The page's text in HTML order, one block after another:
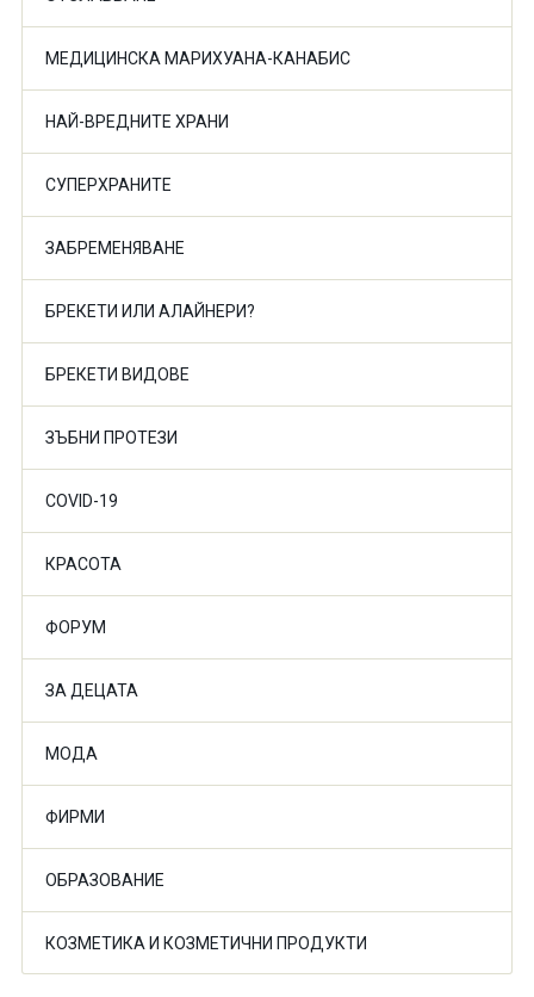
МЕДИЦИНСКА МАРИХУАНА-КАНАБИС
НАЙ-ВРЕДНИТЕ ХРАНИ
СУПЕРХРАНИТЕ
ЗАБРЕМЕНЯВАНЕ
БРЕКЕТИ ИЛИ АЛАЙНЕРИ?
БРЕКЕТИ ВИДОВЕ
ЗЪБНИ ПРОТЕЗИ
COVID-19
КРАСОТА
ФОРУМ
ЗА ДЕЦАТА
МОДА
ФИРМИ
ОБРАЗОВАНИЕ
КОЗМЕТИКА И КОЗМЕТИЧНИ ПРОДУКТИ